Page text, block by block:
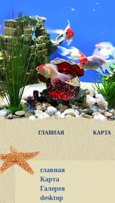
ГЛАВНАЯ КАРТА
главная
Карта
Галерея
desktop